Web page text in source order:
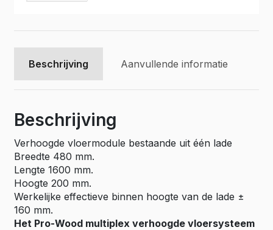
Wood
type
L10
Beschrijving Aanvullende informatie
Beschrijving
Verhoogde vloermodule bestaande uit één lade
Breedte 480 mm.
Lengte 1600 mm.
Hoogte 200 mm.
Werkelijke effectieve binnen hoogte van de lade ±
160 mm.
Het Pro-Wood multiplex verhoogde vloersysteem